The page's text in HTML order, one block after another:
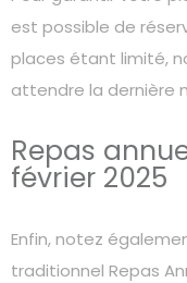
est possible de
places étant limité,
attendre la dernière
Repas
février 2025
Enfin, notez
traditionnel Repas